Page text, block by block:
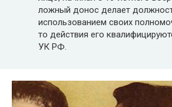
ложный донос делает
использованием своих
то действия его
УК РФ.